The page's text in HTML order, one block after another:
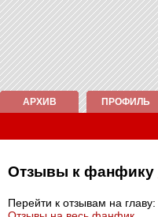
АРХИВ ПРОФИЛЬ
Отзывы к фанфику
Перейти к отзывам на главу: